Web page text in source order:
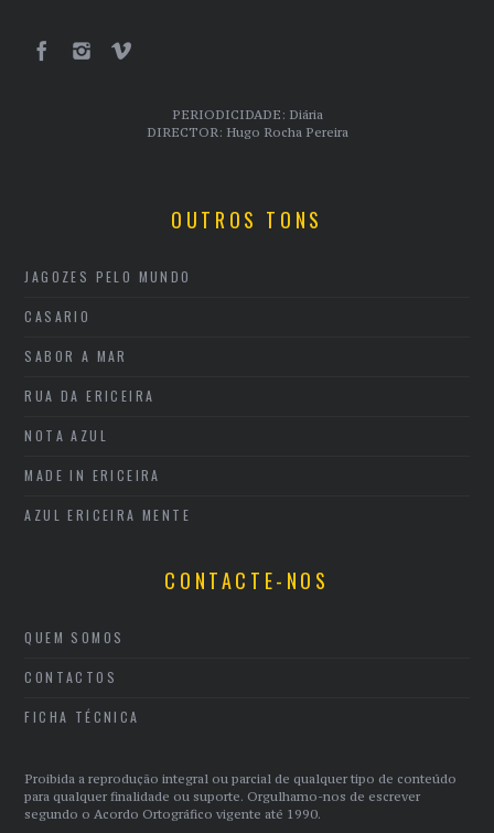
PERIODICIDADE: Diária
DIRECTOR: Hugo Rocha Pereira
OUTROS TONS
JAGOZES PELO MUNDO
CASARIO
SABOR A MAR
RUA DA ERICEIRA
NOTA AZUL
MADE IN ERICEIRA
AZUL ERICEIRA MENTE
CONTACTE-NOS
QUEM SOMOS
CONTACTOS
FICHA TÉCNICA
Proibida a reprodução integral ou parcial de qualquer tipo de conteúdo
para qualquer finalidade ou suporte. Orgulhamo-nos de escrever
segundo o Acordo Ortográfico vigente até 1990.